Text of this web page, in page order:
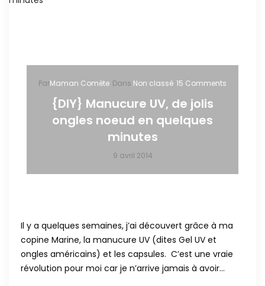
ParMaman Comète Dans Non classé 15 Comments
{DIY} Manucure UV, de jolis
ongles noeud en quelques
minutes
9 avril 2014
Il y a quelques semaines, j’ai découvert grâce à ma
copine Marine, la manucure UV (dites Gel UV et
ongles américains) et les capsules. C’est une vraie
révolution pour moi car je n’arrive jamais à avoir…